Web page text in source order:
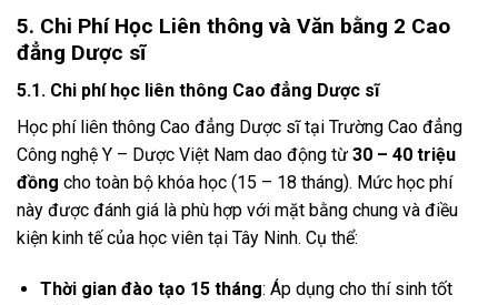
5. Chi Phí Học Liên thông và Văn bằng 2 Cao
đẳng Dược sĩ
5.1. Chi phí học liên thông Cao đẳng Dược sĩ
Học phí liên thông Cao đẳng Dược sĩ tại Trường Cao đẳng
Công nghệ Y – Dược Việt Nam dao động từ 30 – 40 triệu
đồng cho toàn bộ khóa học (15 – 18 tháng). Mức học phí
này được đánh giá là phù hợp với mặt bằng chung và điều
kiện kinh tế của học viên tại Tây Ninh. Cụ thể:
Thời gian đào tạo 15 tháng: Áp dụng cho thí sinh tốt